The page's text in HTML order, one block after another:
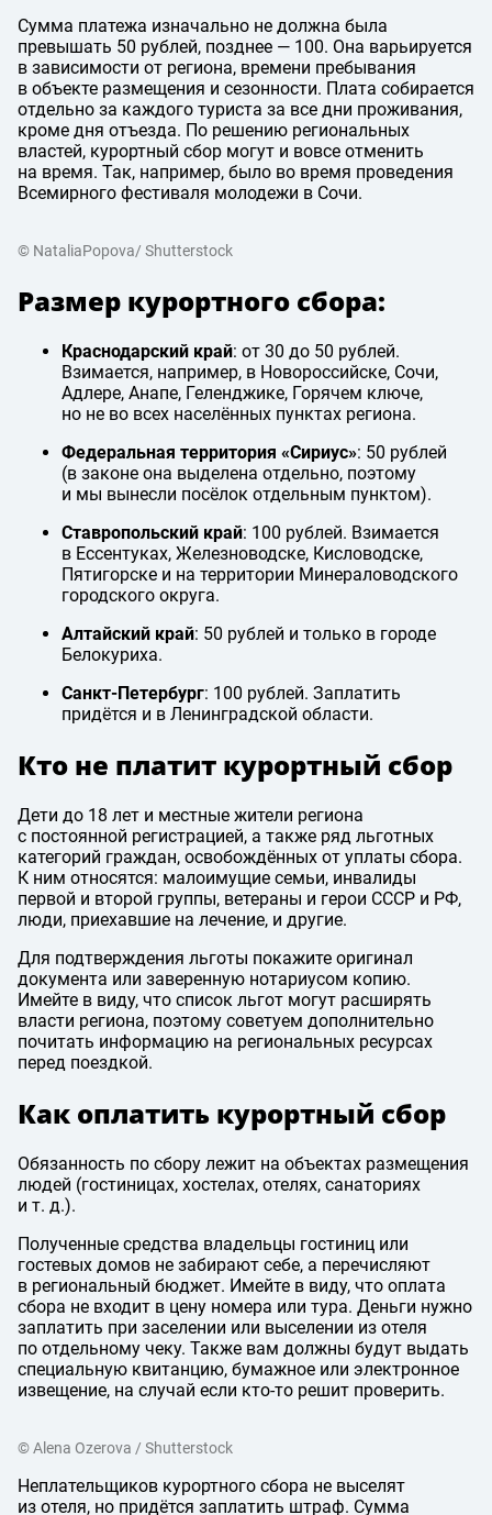
Сумма платежа изначально не должна была
превышать 50 рублей, позднее — 100. Она варьируется
в зависимости от региона, времени пребывания
в объекте размещения и сезонности. Плата собирается
отдельно за каждого туриста за все дни проживания,
кроме дня отъезда. По решению региональных
властей, курортный сбор могут и вовсе отменить
на время. Так, например, было во время проведения
Всемирного фестиваля молодежи в Сочи.
© NataliaPopova/ Shutterstock
Размер курортного сбора:
Краснодарский край: от 30 до 50 рублей.
Взимается, например, в Новороссийске, Сочи,
Адлере, Анапе, Геленджике, Горячем ключе,
но не во всех населённых пунктах региона.
Федеральная территория «Сириус»: 50 рублей
(в законе она выделена отдельно, поэтому
и мы вынесли посёлок отдельным пунктом).
Ставропольский край: 100 рублей. Взимается
в Ессентуках, Железноводске, Кисловодске,
Пятигорске и на территории Минераловодского
городского округа.
Алтайский край: 50 рублей и только в городе
Белокуриха.
Санкт-Петербург: 100 рублей. Заплатить
придётся и в Ленинградской области.
Кто не платит курортный сбор
Дети до 18 лет и местные жители региона
с постоянной регистрацией, а также ряд льготных
категорий граждан, освобождённых от уплаты сбора.
К ним относятся: малоимущие семьи, инвалиды
первой и второй группы, ветераны и герои СССР и РФ,
люди, приехавшие на лечение, и другие.
Для подтверждения льготы покажите оригинал
документа или заверенную нотариусом копию.
Имейте в виду, что список льгот могут расширять
власти региона, поэтому советуем дополнительно
почитать информацию на региональных ресурсах
перед поездкой.
Как оплатить курортный сбор
Обязанность по сбору лежит на объектах размещения
людей (гостиницах, хостелах, отелях, санаториях
и т. д.).
Полученные средства владельцы гостиниц или
гостевых домов не забирают себе, а перечисляют
в региональный бюджет. Имейте в виду, что оплата
сбора не входит в цену номера или тура. Деньги нужно
заплатить при заселении или выселении из отеля
по отдельному чеку. Также вам должны будут выдать
специальную квитанцию, бумажное или электронное
извещение, на случай если кто-то решит проверить.
© Alena Ozerova / Shutterstock
Неплательщиков курортного сбора не выселят
из отеля, но придётся заплатить штраф. Сумма